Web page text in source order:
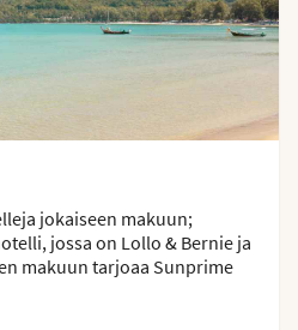
jokaiseen makuun;
jossa on Lollo & Bernie ja
makuun tarjoaa Sunprime